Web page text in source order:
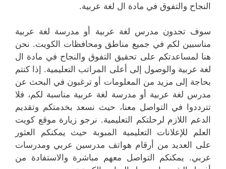
النجاح والتفوق في مادة ال لغة عربية.
سوف تجدون مدرس لغة عربية أو مدرسة لغة عربية
مناسبين لكم في جميع مناطق ومحافظات الكويت. نحن
هنا لمساعدتكم على تحقيق التفوق والنجاح في مادة ال
لغة عربية والوصول إلى أعلى المراتب التعليمية. إذا كنتم
بحاجة إلى مزيد من المعلومات أو ترغبون في البحث عن
مدرس لغة عربية أو مدرسة لغة عربية مناسبة لكم، فلا
تترددوا في التواصل معنا، حيث نسعد بخدمتكم وتقديم
الدعم اللازم لرحلتكم التعليمية. نرجو زيارة موقع كويت
العلم للإعلانات التعليمية المبوبة حيث يمكنكم العثور
على العديد من أرقام هواتف مدرسين عربي ومدرسات
عربي. يمكنكم التواصل معهم مباشرة والاستفادة من